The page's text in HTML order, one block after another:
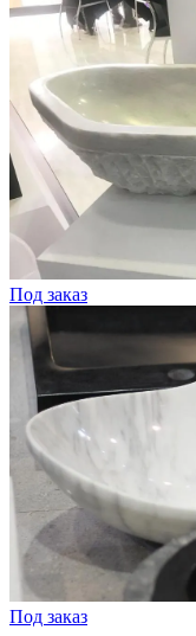
Под заказ
Под заказ